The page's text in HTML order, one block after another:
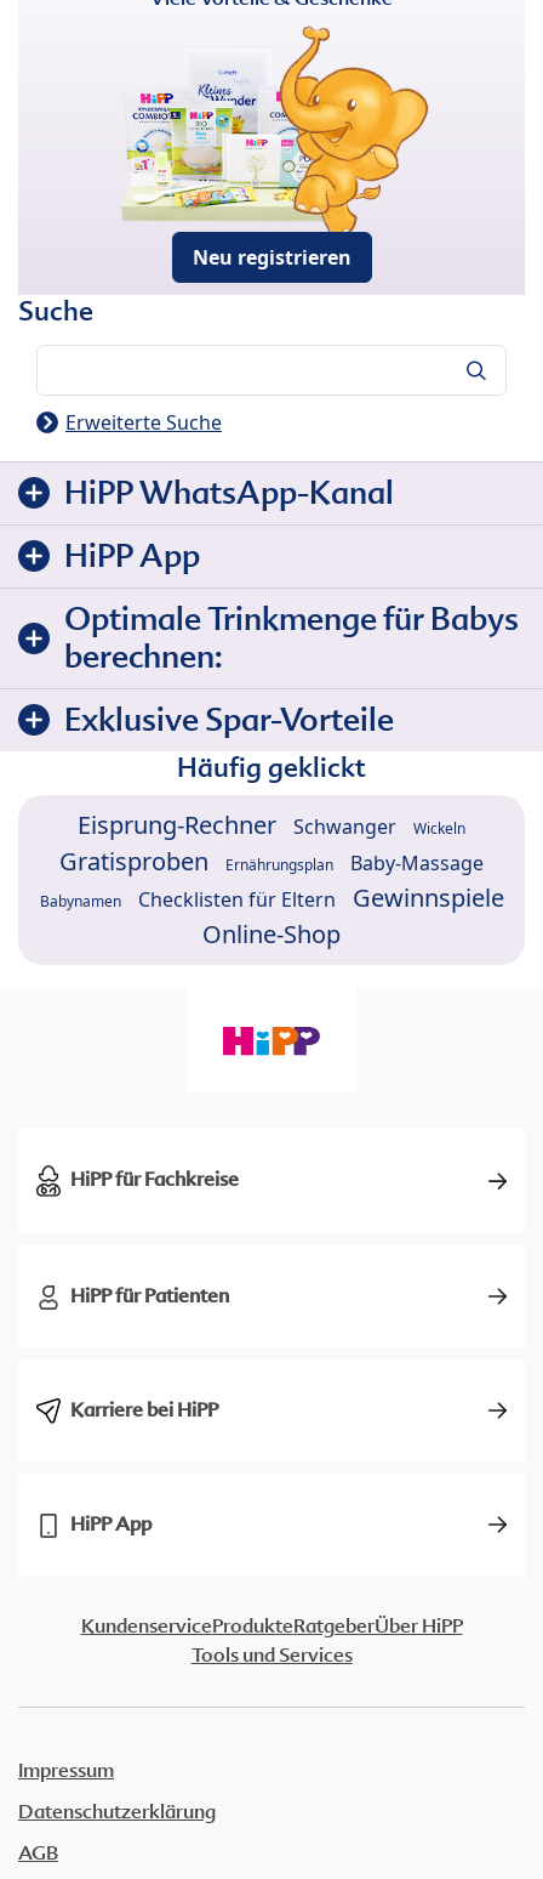
Neu registrieren
Suche
Erweiterte Suche
HiPP WhatsApp-Kanal
HiPP App
Optimale Trinkmenge für Babys
berechnen:
Exklusive Spar-Vorteile
Häufig geklickt
Eisprung-Rechner Schwanger Wickeln
Gratisproben Ernährungsplan Baby-Massage
Babynamen Checklisten für Eltern
Gewinnspiele
Online-Shop
HiPP für Fachkreise
HiPP für Patienten
Karriere bei HiPP
HiPP App
KundenserviceProdukteRatgeberÜber HiPP
Tools und Services
Impressum
Datenschutzerklärung
AGB